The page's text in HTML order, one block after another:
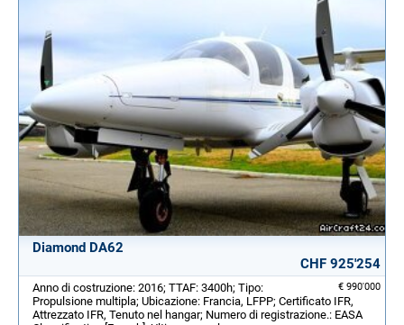
Diamond DA62
CHF 925'254
€ 990'000
Anno di costruzione: 2016; TTAF: 3400h; Tipo:
Propulsione multipla; Ubicazione: Francia, LFPP; Certificato IFR,
Attrezzato IFR, Tenuto nel hangar; Numero di registrazione.: EASA